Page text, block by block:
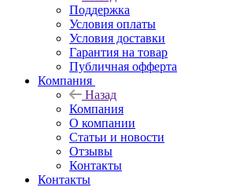
Поддержка
Условия оплаты
Условия доставки
Гарантия на товар
Публичная офферта
Компания
Назад
Компания
О компании
Статьи и новости
Отзывы
Контакты
Контакты